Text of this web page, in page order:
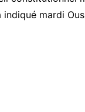
mardi